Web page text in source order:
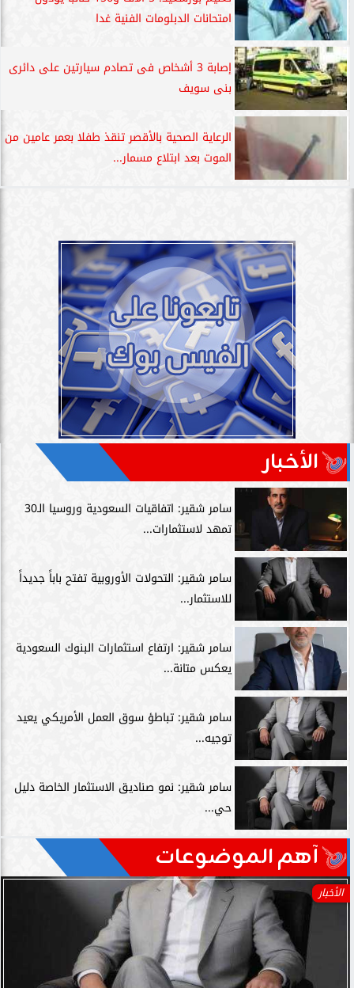
امتحانات الدبلومات الفنية غدا
إصابة 3 أشخاص فى تصادم سيارتين على دائرى
بنى سويف
الرعاية الصحية بالأقصر تنقذ طفلا بعمر عامين من
الموت بعد ابتلاع مسمار...
الأخبار
سامر شقير: اتفاقيات السعودية وروسيا الـ30
تمهد لاستثمارات...
سامر شقير: التحولات الأوروبية تفتح باباً جديداً
للاستثمار...
سامر شقير: ارتفاع استثمارات البنوك السعودية
يعكس متانة...
سامر شقير: تباطؤ سوق العمل الأمريكي يعيد
توجيه...
سامر شقير: نمو صناديق الاستثمار الخاصة دليل
حي...
آهم الموضوعات
الأخبار